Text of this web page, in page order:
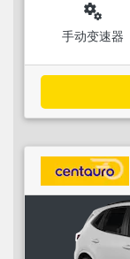
miscellaneous_services
手动变速器